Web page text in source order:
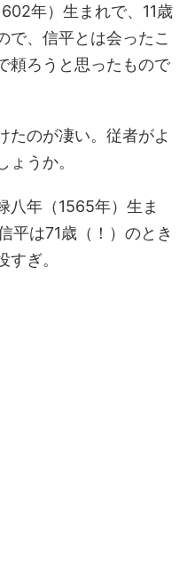
年）生まれで、11歳
で、信平とは会ったこ
頼ろうと思ったもので
たのが凄い。従者がよ
うか。
八年（1565年）生ま
平は71歳（！）のとき
ぎ。